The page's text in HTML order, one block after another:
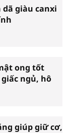
dã giàu canxi
ong tốt
ngủ, hô
giúp giữ cơ,